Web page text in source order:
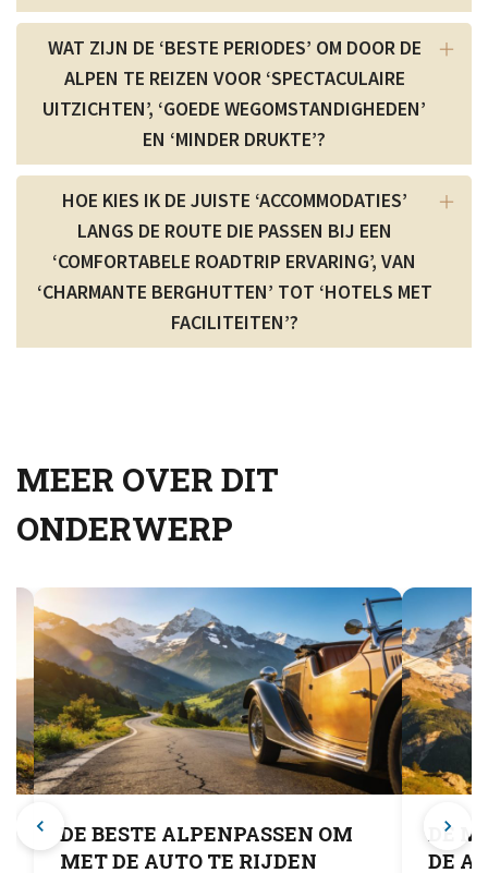
WAT ZIJN DE ‘BESTE PERIODES’ OM DOOR DE
ALPEN TE REIZEN VOOR ‘SPECTACULAIRE
UITZICHTEN’, ‘GOEDE WEGOMSTANDIGHEDEN’
EN ‘MINDER DRUKTE’?
HOE KIES IK DE JUISTE ‘ACCOMMODATIES’
LANGS DE ROUTE DIE PASSEN BIJ EEN
‘COMFORTABELE ROADTRIP ERVARING’, VAN
‘CHARMANTE BERGHUTTEN’ TOT ‘HOTELS MET
FACILITEITEN’?
MEER OVER DIT
ONDERWERP
DE BESTE ALPENPASSEN OM
MET DE AUTO TE RIJDEN
DE
DE